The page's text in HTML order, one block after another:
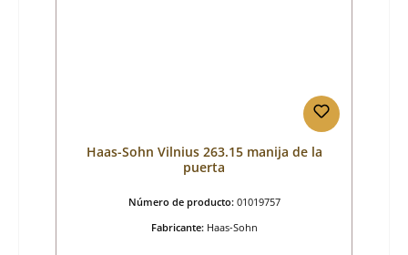
Haas-Sohn Vilnius 263.15 manija de la
puerta
Número de producto: 01019757
Fabricante: Haas-Sohn